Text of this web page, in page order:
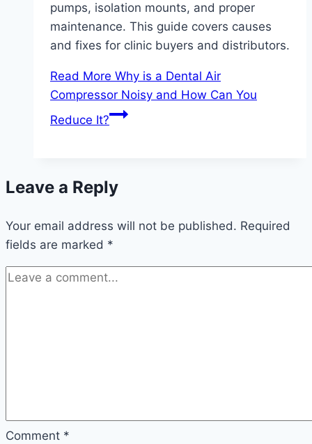
pumps, isolation mounts, and proper
maintenance. This guide covers causes
and fixes for clinic buyers and distributors.
Read More Why is a Dental Air
Compressor Noisy and How Can You
Reduce It?
Leave a Reply
Your email address will not be published. Required
fields are marked *
Comment *